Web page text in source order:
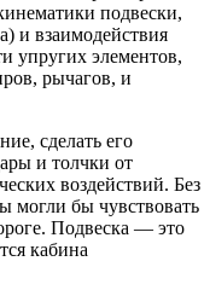
подвески,
и взаимодействия
упругих элементов,
рычагов, и
сделать его
и толчки от
воздействий. Без
могли бы чувствовать
Подвеска — это
кабина